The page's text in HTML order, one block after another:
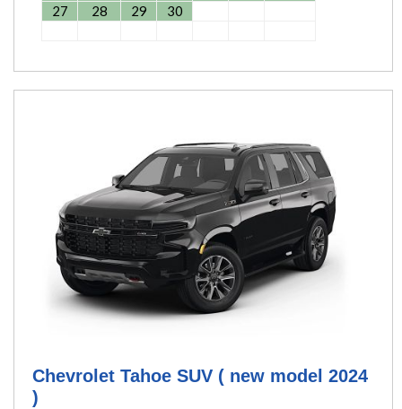
27
28 29 30
Chevrolet Tahoe SUV ( new model 2024
)